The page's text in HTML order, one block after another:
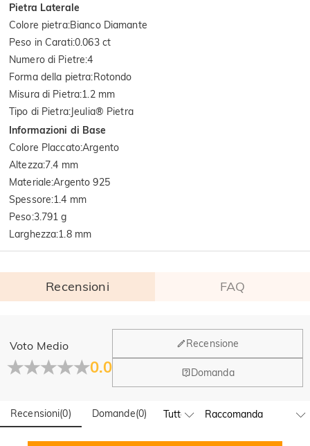
Pietra Laterale
Colore pietra:Bianco Diamante
Peso in Carati:0.063 ct
Numero di Pietre:4
Forma della pietra:Rotondo
Misura di Pietra:1.2 mm
Tipo di Pietra:Jeulia® Pietra
Informazioni di Base
Colore Placcato:Argento
Altezza:7.4 mm
Materiale:Argento 925
Spessore:1.4 mm
Peso:3.791 g
Larghezza:1.8 mm
Recensioni FAQ
Voto Medio
0.0
Recensione
Domanda
Recensioni(0) Domande(0)
Generale
Dove si trova la tua azienda?
La sede principale è a Los Angeles, in California, mentre il
Kong.
Sì! Attualmente abbiamo un flagship store in Spagna e un
pop-up store a Singapore, dove i clienti locali possono fare